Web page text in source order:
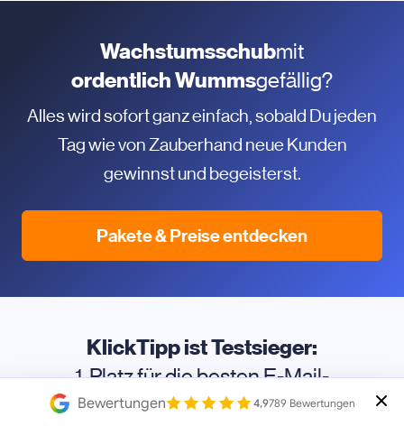
Wachstumsschubmit
ordentlich Wummsgefällig?
Alles wird sofort ganz einfach, sobald Du jeden
Tag wie von Zauberhand neue Kunden
gewinnst und begeisterst.
Pakete & Preise entdecken
KlickTipp ist Testsieger:
1. Platz für die besten E-Mail-
Zustellraten
Bewertungen 4,9789 Bewertungen